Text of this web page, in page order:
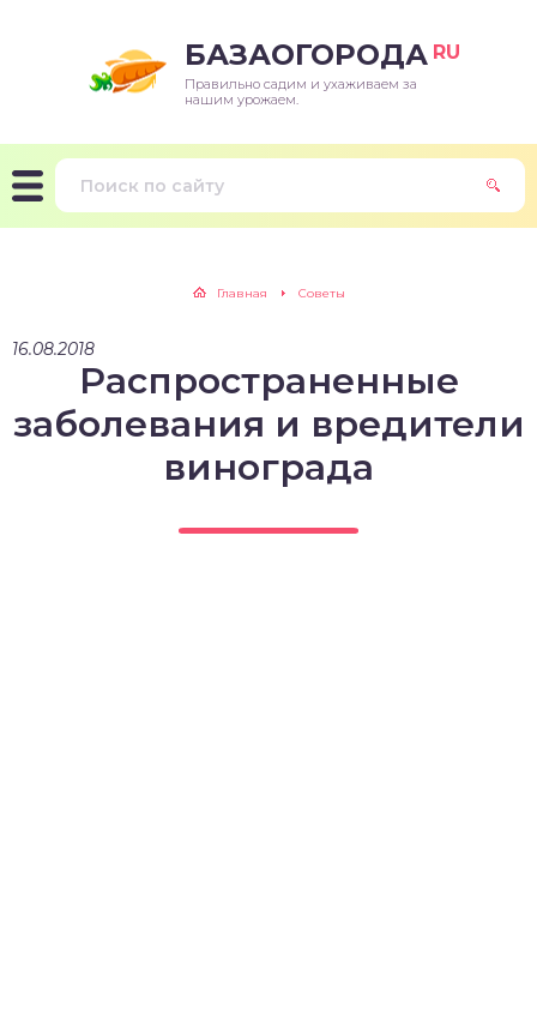
БАЗАОГОРОДА RU
Правильно садим и ухаживаем за
нашим урожаем.
Главная Советы
16.08.2018
Распространенные
заболевания и вредители
винограда